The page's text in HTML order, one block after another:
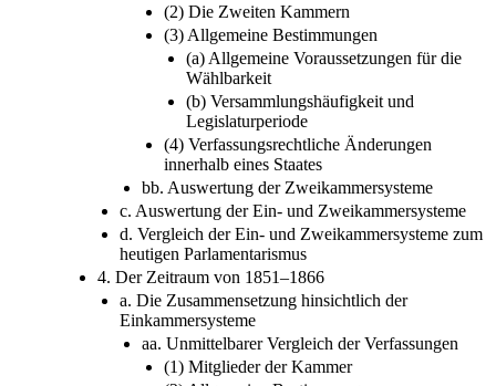
(2) Die Zweiten Kammern
(3) Allgemeine Bestimmungen
(a) Allgemeine Voraussetzungen für die
Wählbarkeit
(b) Versammlungshäufigkeit und
Legislaturperiode
(4) Verfassungsrechtliche Änderungen
innerhalb eines Staates
bb. Auswertung der Zweikammersysteme
c. Auswertung der Ein- und Zweikammersysteme
d. Vergleich der Ein- und Zweikammersysteme zum
heutigen Parlamentarismus
4. Der Zeitraum von 1851–1866
a. Die Zusammensetzung hinsichtlich der
Einkammersysteme
aa. Unmittelbarer Vergleich der Verfassungen
(1) Mitglieder der Kammer